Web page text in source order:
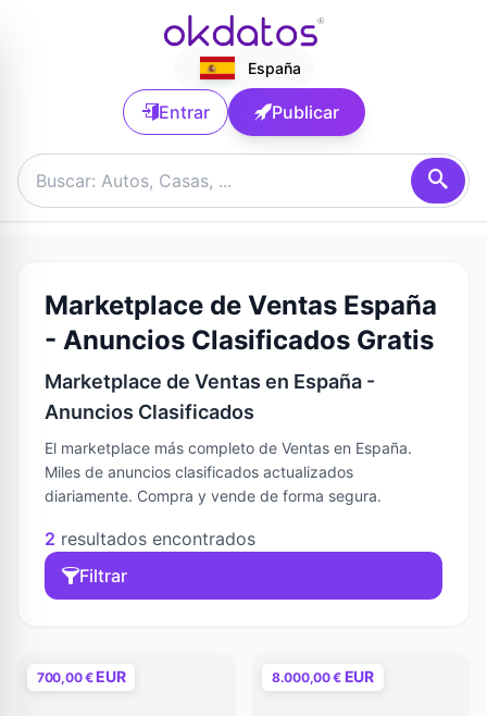
España
Entrar Publicar
Marketplace de Ventas España
- Anuncios Clasificados Gratis
Marketplace de Ventas en España -
Anuncios Clasificados
El marketplace más completo de Ventas en España.
Miles de anuncios clasificados actualizados
diariamente. Compra y vende de forma segura.
2 resultados encontrados
Filtrar
700,00 €EUR 8.000,00 € EUR